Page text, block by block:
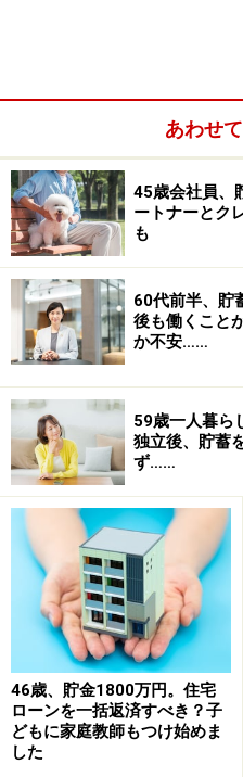
あわせ
45歳会社員、
ートナーとク
も
60代前半、貯
後も働くこと
か不安……
59歳一人暮ら
独立後、貯蓄
ず……
46歳、貯金1800万円。住宅
ローンを一括返済すべき？子
どもに家庭教師もつけ始めま
した